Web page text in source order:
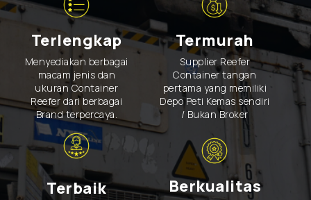
Terlengkap
Menyediakan berbagai
macam jenis dan
ukuran Container
Reefer dari berbagai
Brand terpercaya.
Terbaik
Termurah
Supplier Reefer
Container tangan
pertama yang memiliki
Depo Peti Kemas sendiri
/ Bukan Broker
Berkualitas